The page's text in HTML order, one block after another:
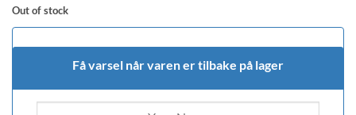
Out of stock
Få varsel når varen er tilbake på lager